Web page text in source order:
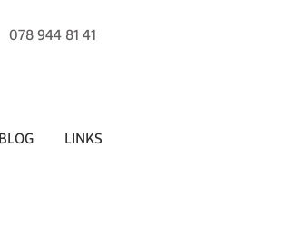
078 944 81 41
BLOG LINKS